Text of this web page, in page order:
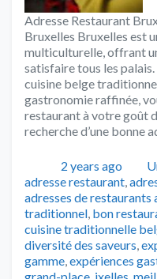
Adresse Restaurant
Bruxelles Bruxelles est
multiculturelle, offrant
satisfaire tous les
cuisine belge
gastronomie raffinée,
restaurant à votre goût
recherche d’une bonne
Publié2 years ago
adresse restaurant,
adresses de restaurants
traditionnel, bon
cuisine traditionnelle
diversité des saveurs,
gamme,expériences